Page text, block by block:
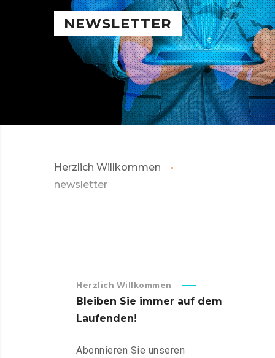
NEWSLETTER
Herzlich Willkommen
newsletter
Herzlich Willkommen
Bleiben Sie immer auf dem
Laufenden!
Abonnieren Sie unseren